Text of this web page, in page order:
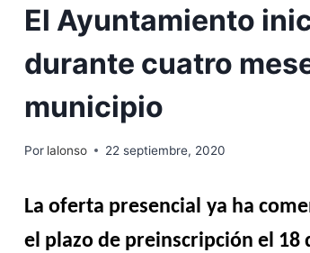
El Ayuntamiento
durante cuatro
municipio
Por lalonso 22 septiembre, 2020
La oferta presencial ya ha
el plazo de preinscripción el 18